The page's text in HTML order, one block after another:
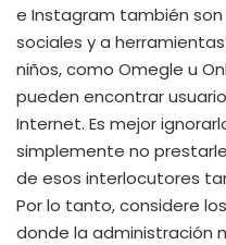
e Instagram también
sociales y a
niños, como Omegle u
pueden encontrar
Internet. Es mejor
simplemente no
de esos interlocutores
Por lo tanto, considere
donde la administración